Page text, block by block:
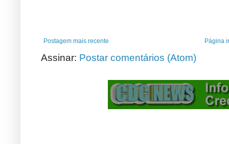
Postagem mais recente Página
Assinar: Postar comentários (Atom)